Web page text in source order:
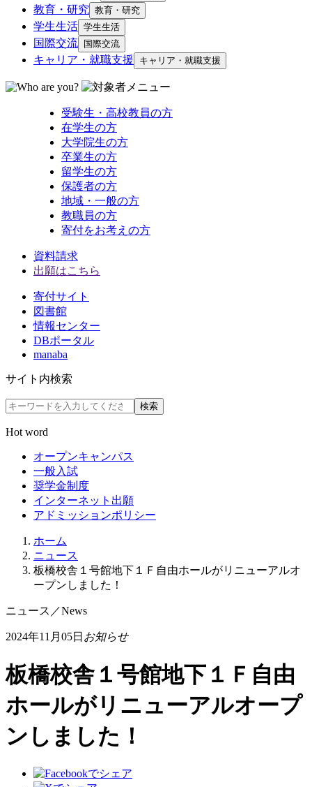
教育・研究 教育・研究
学生生活 学生生活
国際交流 国際交流
キャリア・就職支援 キャリア・就職支援
受験生・高校教員の方
在学生の方
大学院生の方
卒業生の方
留学生の方
保護者の方
地域・一般の方
教職員の方
寄付をお考えの方
資料請求
出願はこちら
寄付サイト
図書館
情報センター
DBポータル
manaba
サイト内検索
検索
Hot word
オープンキャンパス
一般入試
奨学金制度
インターネット出願
アドミッションポリシー
ホーム
ニュース
板橋校舎１号館地下１Ｆ自由ホールがリニューアルオ
ープンしました！
ニュース ／News
2024年11月05日 お知らせ
板橋校舎１号館地下１Ｆ自由
ホールがリニューアルオープ
ンしました！